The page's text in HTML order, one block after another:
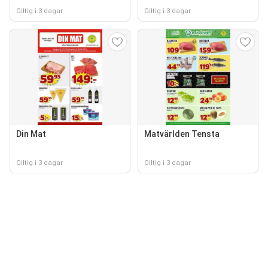
Giltig i 3 dagar Giltig i 3 dagar
Din Mat
Giltig i 3 dagar
Matvärlden Tensta
Giltig i 3 dagar